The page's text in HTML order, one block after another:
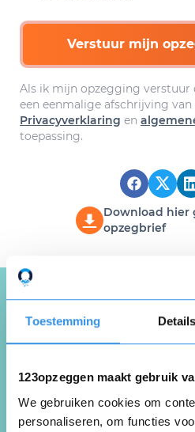
Toestemming Details
123opzeggen maakt gebruik
We gebruiken cookies om
personaliseren, om functies
Verstuur mijn
Als ik mijn opzegging verstuur
een eenmalige afschrijving van
Privacyverklaring en
toepassing.
Download hier
opzegbrief
Schrijf een
Deel je ervaring met de
123opzeggen